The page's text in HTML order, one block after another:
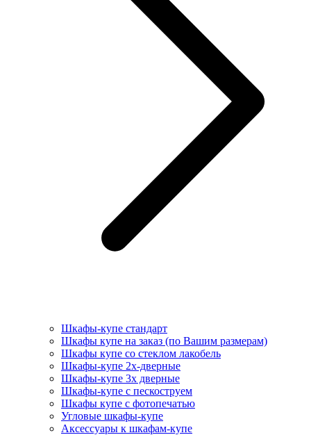
Шкафы-купе стандарт
Шкафы купе на заказ (по Вашим размерам)
Шкафы купе со стеклом лакобель
Шкафы-купе 2х-дверные
Шкафы-купе 3х дверные
Шкафы-купе с пескоструем
Шкафы купе с фотопечатью
Угловые шкафы-купе
Аксессуары к шкафам-купе